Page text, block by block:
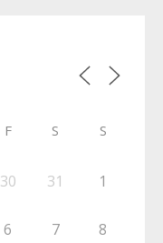
F S S
30 31 1
6 7 8